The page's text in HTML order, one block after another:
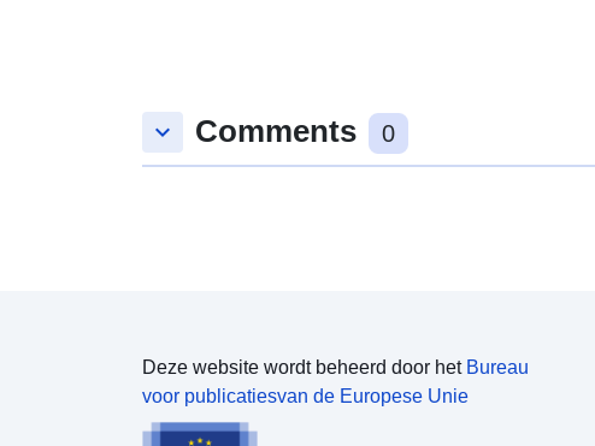
keyboard_arrow_down Comments 0
Deze website wordt beheerd door het Bureau
voor publicatiesvan de Europese Unie